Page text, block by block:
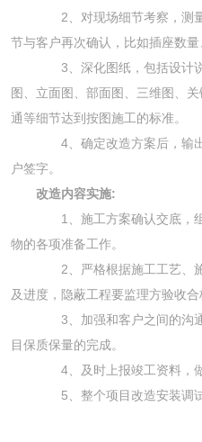
2、对现场细节考察，测量
节与客户再次确认，比如插座数量
3、深化图纸，包括设计
图、立面图、部面图、三维图、
通等细节达到按图施工的标准。
4、确定改造方案后，输出
户签字。
改造内容实施:
1、施工方案确认交底，组
物的各项准备工作。
2、严格根据施工工艺、
及进度，隐蔽工程要监理方验收
3、加强和客户之间的沟通
目保质保量的完成。
4、及时上报竣工资料，做
5、整个项目改造安装调试